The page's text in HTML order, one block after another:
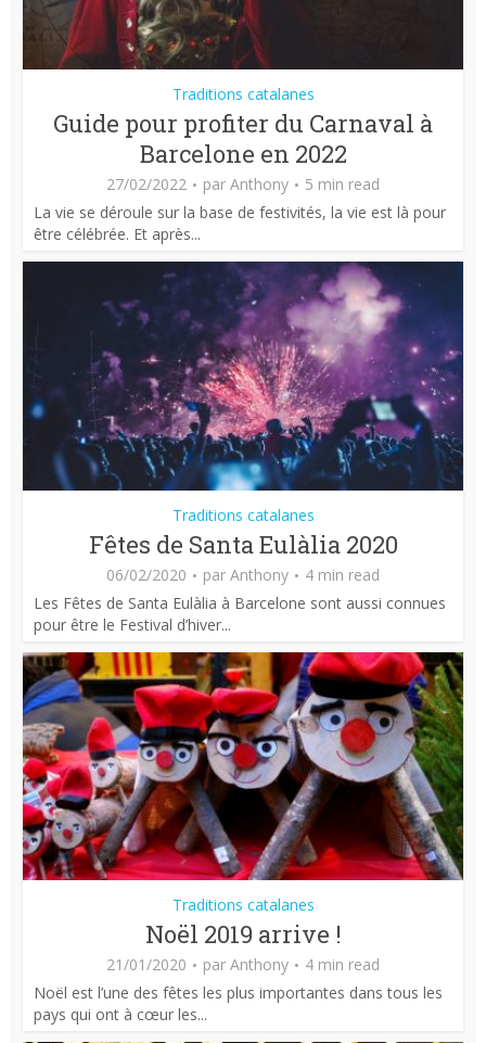
Traditions catalanes
Guide pour profiter du Carnaval à
Barcelone en 2022
27/02/2022 par Anthony
5 min read
La vie se déroule sur la base de festivités, la vie est là pour
être célébrée. Et après...
Traditions catalanes
Fêtes de Santa Eulàlia 2020
06/02/2020 par Anthony
4 min read
Les Fêtes de Santa Eulàlia à Barcelone sont aussi connues
pour être le Festival d’hiver...
Traditions catalanes
Noël 2019 arrive !
21/01/2020 par Anthony
4 min read
Noël est l’une des fêtes les plus importantes dans tous les
pays qui ont à cœur les...